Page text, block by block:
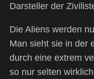
Darsteller der
Die Aliens werden
Man sieht sie in der
durch eine extrem
so nur selten